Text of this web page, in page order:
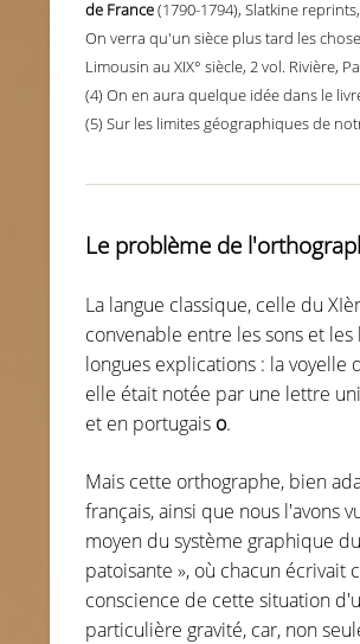
de France(1790-1794), Slatkine
On verra qu'un sièce plus tard les
Limousin au XIX° siècle, 2 vol. Rivière,
(4) On en aura quelque idée dans le
(5) Sur les limites géographiques de
Le problème de
La langue classique, celle du
convenable entre les sons et
longues explications : la voyelle
elle était notée par une lettre
et en portugais o.
Mais cette orthographe, bien
français, ainsi que nous l'avons
moyen du système graphique
patoisante », où chacun écrivait
conscience de cette situation
particulière gravité, car, non